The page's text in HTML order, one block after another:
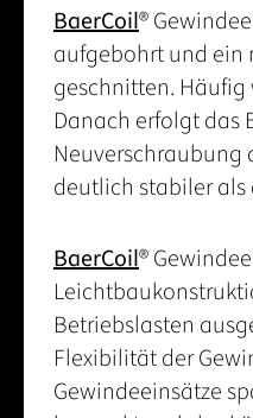
BaerCoil®
aufgebohrt und ein
geschnitten. Häufig
Danach erfolgt das
Neuverschraubung
deutlich stabiler
BaerCoil®
Betriebslasten
Flexibilität der
Gewindeeinsätze